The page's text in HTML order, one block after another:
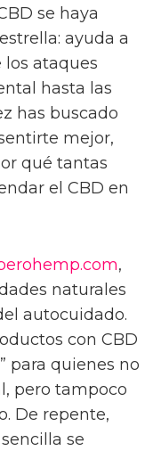
se haya
ayuda a
ataques
hasta las
has buscado
mejor,
qué tantas
el CBD en
,
naturales
autocuidado.
con CBD
para quienes no
pero tampoco
De repente,
se